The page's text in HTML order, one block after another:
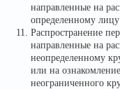
направленные на
определенному
Распространение
направленные на
неопределенному
или на
неограниченного